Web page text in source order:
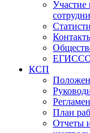
Участие
КСП
План
Отчеты